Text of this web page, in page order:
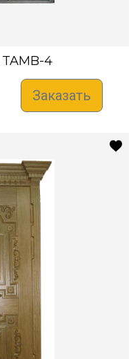
TAMB-4
Заказать